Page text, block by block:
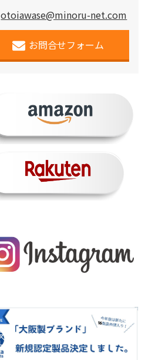
otoiawase@minoru-net.com
お問合せフォーム